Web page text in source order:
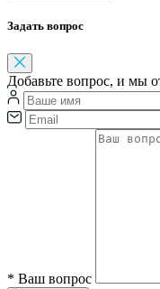
Задать вопрос
Добавьте вопрос, и мы
* Ваш вопрос